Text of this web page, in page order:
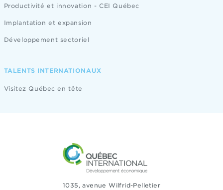
Productivité et innovation - CEI Québec
Implantation et expansion
Développement sectoriel
TALENTS INTERNATIONAUX
Visitez Québec en tête
1035, avenue Wilfrid-Pelletier